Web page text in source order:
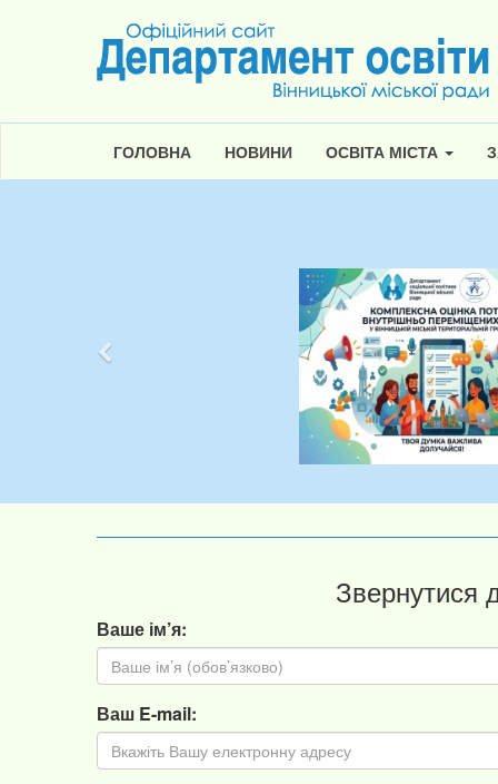
ГОЛОВНА НОВИНИ ОСВІТА МІСТА
Звернутися
Ваше ім’я:
Ваш E-mail: